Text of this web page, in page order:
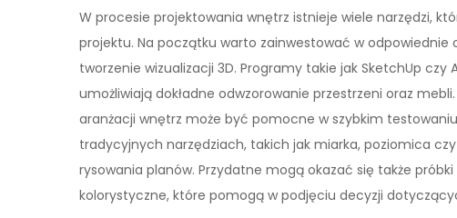
W procesie projektowania wnętrz istnieje wiele narzędzi,
projektu. Na początku warto zainwestować w
tworzenie wizualizacji 3D. Programy takie jak SketchUp
umożliwiają dokładne odwzorowanie przestrzeni oraz
aranżacji wnętrz może być pomocne w szybkim
tradycyjnych narzędziach, takich jak miarka, poziomica
rysowania planów. Przydatne mogą okazać się także
kolorystyczne, które pomogą w podjęciu decyzji